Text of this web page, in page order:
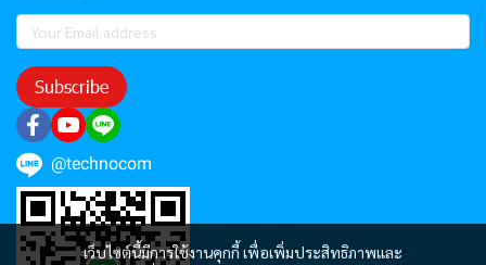
เว็บไซต์นี้มีการใช้งานคุกกี้ เพื่อเพิ่มประสิทธิภาพและ
Subscribe
@technocom